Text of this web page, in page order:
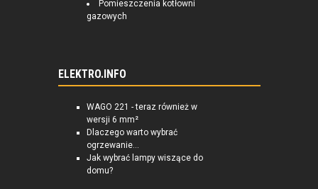
Pomieszczenia kotłowni
gazowych
ELEKTRO.INFO
WAGO 221 - teraz również w
wersji 6 mm²
Dlaczego warto wybrać
ogrzewanie...
Jak wybrać lampy wiszące do
domu?